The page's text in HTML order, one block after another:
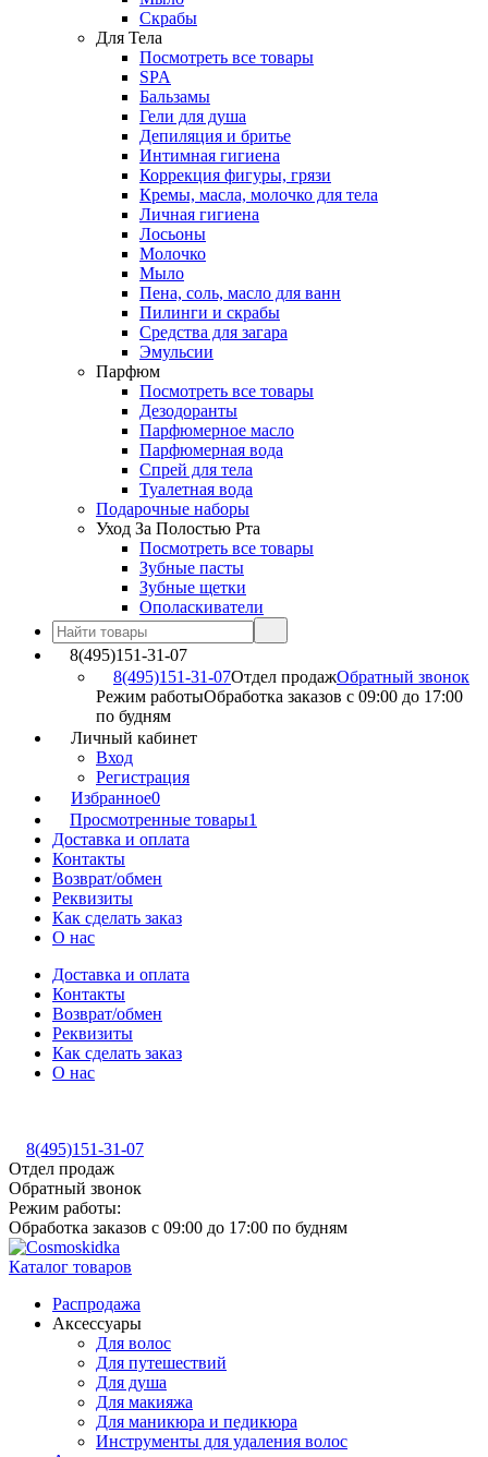
Скрабы
Для Тела
Посмотреть все товары
SPA
Бальзамы
Гели для душа
Депиляция и бритье
Интимная гигиена
Коррекция фигуры, грязи
Кремы, масла, молочко для тела
Личная гигиена
Лосьоны
Молочко
Мыло
Пена, соль, масло для ванн
Пилинги и скрабы
Средства для загара
Эмульсии
Парфюм
Посмотреть все товары
Дезодоранты
Парфюмерное масло
Парфюмерная вода
Спрей для тела
Туалетная вода
Подарочные наборы
Уход За Полостью Рта
Посмотреть все товары
Зубные пасты
Зубные щетки
Ополаскиватели
8(495)151-31-07
8(495)151-31-07Отдел продажОбратный звонок
Режим работыОбработка заказов с 09:00 до 17:00
по будням
Личный кабинет
Вход
Регистрация
Избранное0
Просмотренные товары1
Доставка и оплата
Контакты
Возврат/обмен
Реквизиты
Как сделать заказ
О нас
Доставка и оплата
Контакты
Возврат/обмен
Реквизиты
Как сделать заказ
О нас
8(495)151-31-07
Отдел продаж
Обратный звонок
Режим работы:
Обработка заказов с 09:00 до 17:00 по будням
Каталог товаров
Распродажа
Аксессуары
Для волос
Для путешествий
Для душа
Для макияжа
Для маникюра и педикюра
Инструменты для удаления волос